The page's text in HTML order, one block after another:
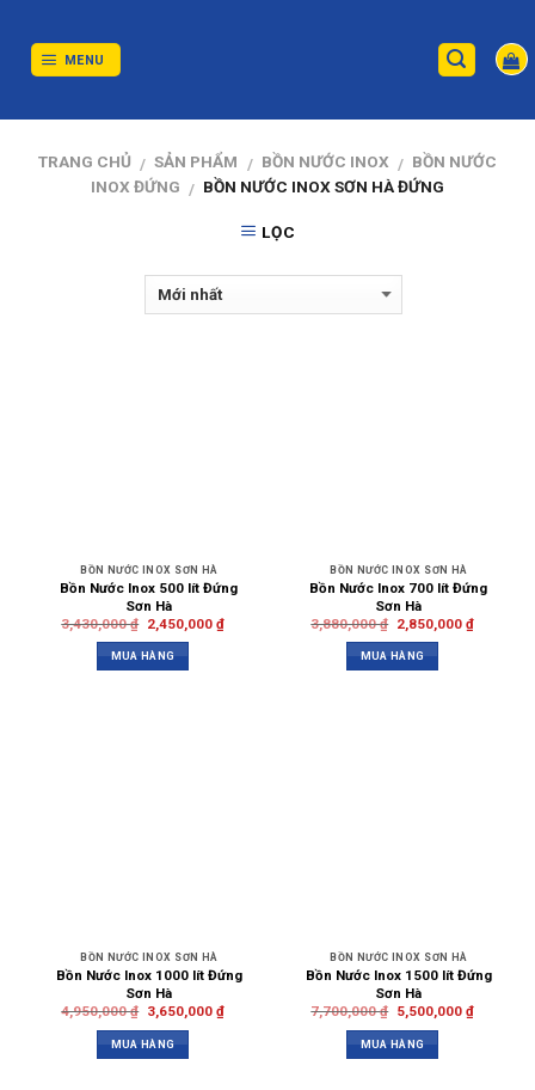
content
MENU
TRANG CHỦ / SẢN PHẨM / BỒN NƯỚC INOX / BỒN NƯỚC
INOX ĐỨNG / BỒN NƯỚC INOX SƠN HÀ ĐỨNG
LỌC
BỒN NƯỚC INOX SƠN HÀ
Bồn Nước Inox 500 lít Đứng
Sơn Hà
3,430,000₫ 2,450,000 ₫
MUA HÀNG
BỒN NƯỚC INOX SƠN HÀ
Bồn Nước Inox 700 lít Đứng
Sơn Hà
3,880,000₫ 2,850,000 ₫
MUA HÀNG
BỒN NƯỚC INOX SƠN HÀ
Bồn Nước Inox 1000 lít Đứng
Sơn Hà
4,950,000₫ 3,650,000 ₫
MUA HÀNG
BỒN NƯỚC INOX SƠN HÀ
Bồn Nước Inox 1500 lít Đứng
Sơn Hà
7,700,000₫ 5,500,000 ₫
MUA HÀNG